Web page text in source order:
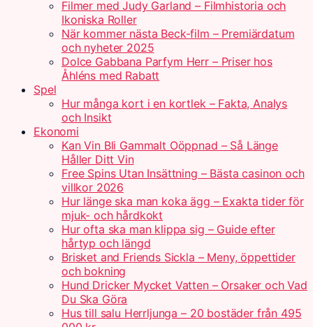
Filmer med Judy Garland – Filmhistoria och
Ikoniska Roller
När kommer nästa Beck-film – Premiärdatum
och nyheter 2025
Dolce Gabbana Parfym Herr – Priser hos
Åhléns med Rabatt
Spel
Hur många kort i en kortlek – Fakta, Analys
och Insikt
Ekonomi
Kan Vin Bli Gammalt Oöppnad – Så Länge
Håller Ditt Vin
Free Spins Utan Insättning – Bästa casinon och
villkor 2026
Hur länge ska man koka ägg – Exakta tider för
mjuk- och hårdkokt
Hur ofta ska man klippa sig – Guide efter
hårtyp och längd
Brisket and Friends Sickla – Meny, öppettider
och bokning
Hund Dricker Mycket Vatten – Orsaker och Vad
Du Ska Göra
Hus till salu Herrljunga – 20 bostäder från 495